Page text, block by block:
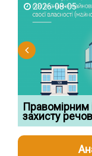
2026-08-05
Правомірним
захисту